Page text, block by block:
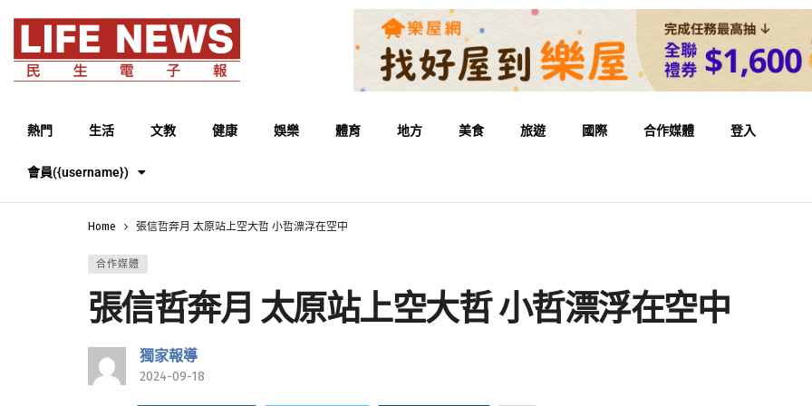
熱門 生活 文教 健康 娛樂 體育 地方 美食 旅遊 國際 合作媒體 登入
會員({username})
Home 張信哲奔月 太原站上空大哲 小哲漂浮在空中
合作媒體
張信哲奔月 太原站上空大哲 小哲漂浮在空中
獨家報導
2024-09-18